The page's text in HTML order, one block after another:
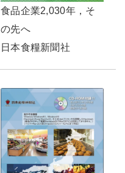
食品企業2,030年，そ
の先へ
日本食糧新聞社